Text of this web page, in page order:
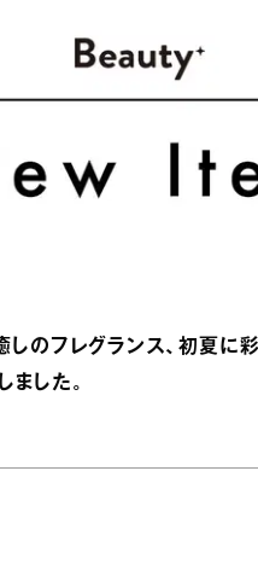
のフレグランス、初夏に
した。